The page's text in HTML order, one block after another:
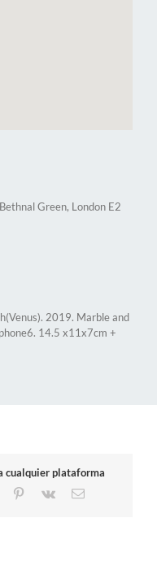
Green, London E2
2019. Marble and
14.5 x11x7cm +
cualquier plataforma
Tumblr Pinterest
Vk
Correo